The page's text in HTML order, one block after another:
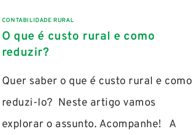
CONTABILIDADE RURAL
O que é custo rural e como
reduzir?
Quer saber o que é custo rural e como
reduzi-lo? Neste artigo vamos
explorar o assunto. Acompanhe! A